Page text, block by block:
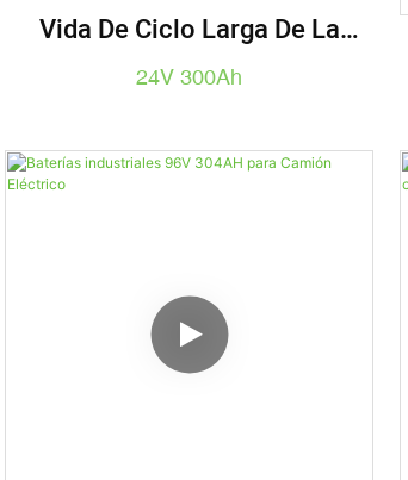
Vida De Ciclo Larga De La
Batería De Litio 24V 300Ah Del
Elevadora IP65 LiFePO4
24V 300Ah